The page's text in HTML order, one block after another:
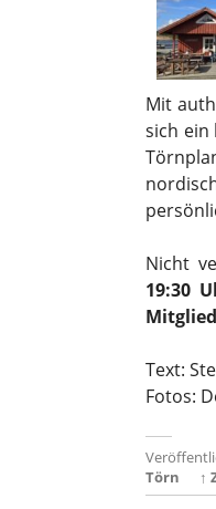
Mit
sich ein
Nicht
19:30
Text:
Fotos:
Törn
↑